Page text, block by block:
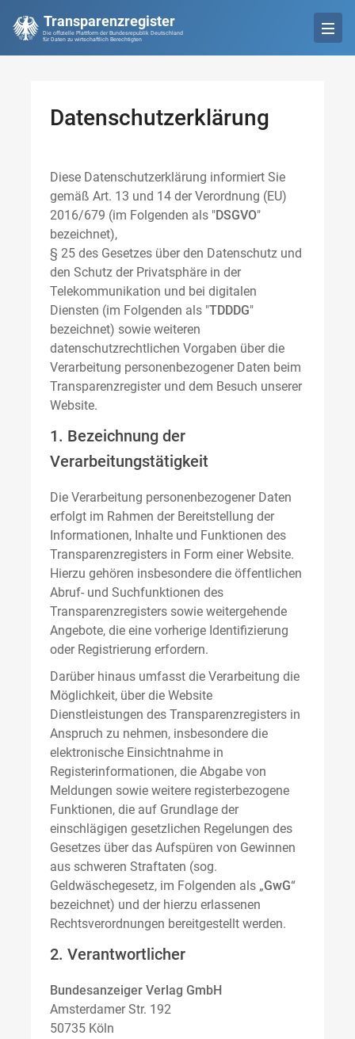
Transparenzregister
Die offizielle Plattform der Bundesrepublik Deutschland
für Daten zu wirtschaftlich Berechtigten
Datenschutzerklärung
Diese Datenschutzerklärung informiert Sie
gemäß Art. 13 und 14 der Verordnung (EU)
2016/679 (im Folgenden als "DSGVO"
bezeichnet),
§ 25 des Gesetzes über den Datenschutz und
den Schutz der Privatsphäre in der
Telekommunikation und bei digitalen
Diensten (im Folgenden als "TDDDG"
bezeichnet) sowie weiteren
datenschutzrechtlichen Vorgaben über die
Verarbeitung personenbezogener Daten beim
Transparenzregister und dem Besuch unserer
Website.
1. Bezeichnung der
Verarbeitungstätigkeit
Die Verarbeitung personenbezogener Daten
erfolgt im Rahmen der Bereitstellung der
Informationen, Inhalte und Funktionen des
Transparenzregisters in Form einer Website.
Hierzu gehören insbesondere die öffentlichen
Abruf- und Suchfunktionen des
Transparenzregisters sowie weitergehende
Angebote, die eine vorherige Identifizierung
oder Registrierung erfordern.
Darüber hinaus umfasst die Verarbeitung die
Möglichkeit, über die Website
Dienstleistungen des Transparenzregisters in
Anspruch zu nehmen, insbesondere die
elektronische Einsichtnahme in
Registerinformationen, die Abgabe von
Meldungen sowie weitere registerbezogene
Funktionen, die auf Grundlage der
einschlägigen gesetzlichen Regelungen des
Gesetzes über das Aufspüren von Gewinnen
aus schweren Straftaten (sog.
Geldwäschegesetz, im Folgenden als „GwG“
bezeichnet) und der hierzu erlassenen
Rechtsverordnungen bereitgestellt werden.
2. Verantwortlicher
Bundesanzeiger Verlag GmbH
Amsterdamer Str. 192
50735 Köln